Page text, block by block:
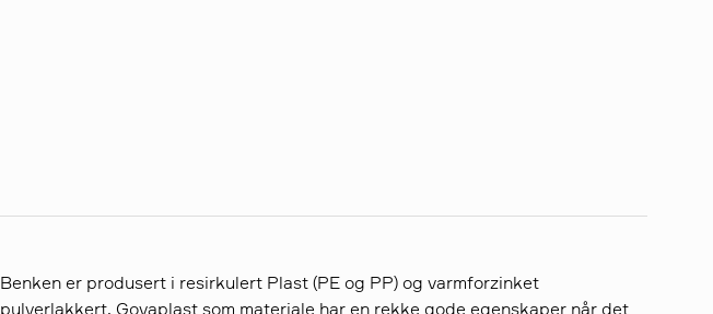
Benken er produsert i resirkulert Plast (PE og PP) og varmforzinket
pulverlakkert. Govaplast som materiale har en rekke gode egenskaper når det